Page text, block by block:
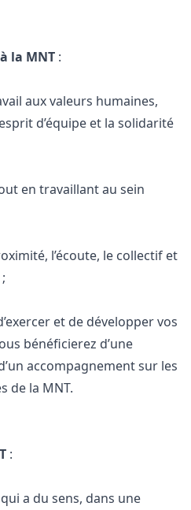
la MNT :
aux valeurs humaines,
d’équipe et la solidarité
en travaillant au sein
l’écoute, le collectif et
et de développer vos
bénéficierez d’une
accompagnement sur les
de la MNT.
:
a du sens, dans une